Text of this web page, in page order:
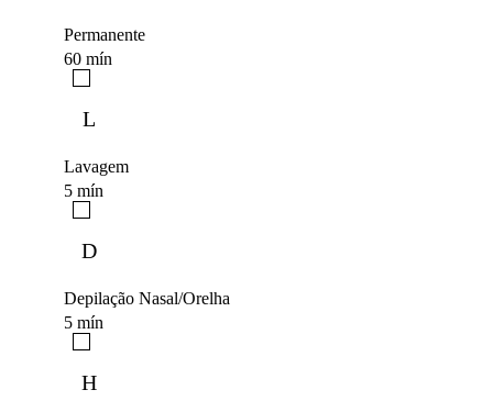
Permanente
60 mín
L
Lavagem
5 mín
D
Depilação Nasal/Orelha
5 mín
H